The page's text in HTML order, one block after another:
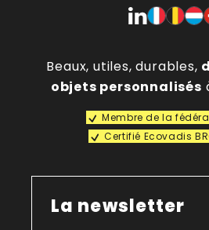
Beaux, utiles, durables,
objets personnalisés
Membre de la
Certifié Ecovadis
La newsletter